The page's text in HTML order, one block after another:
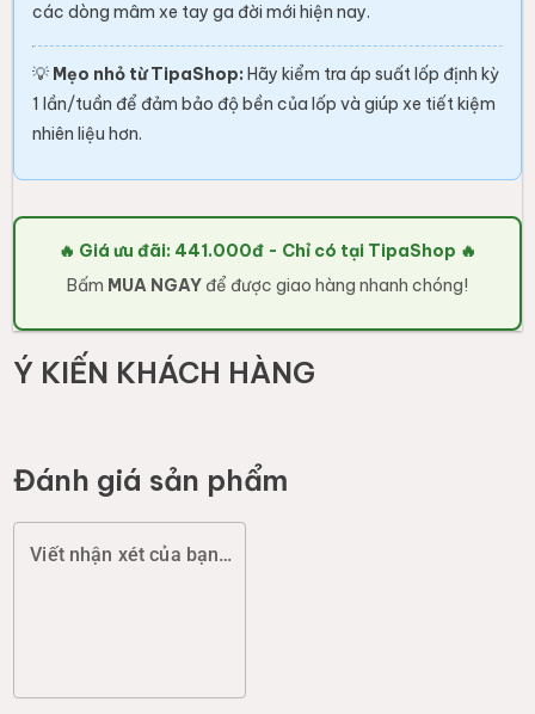
các dòng mâm xe tay ga đời mới hiện nay.
💡 Mẹo nhỏ từ TipaShop: Hãy kiểm tra áp suất lốp định kỳ
1 lần/tuần để đảm bảo độ bền của lốp và giúp xe tiết kiệm
nhiên liệu hơn.
🔥 Giá ưu đãi: 441.000đ - Chỉ có tại TipaShop 🔥
Bấm MUA NGAY để được giao hàng nhanh chóng!
Ý KIẾN KHÁCH HÀNG
Đánh giá sản phẩm
Viết nhận xét của bạn (chất lượng, đóng gói, giao hàng...)